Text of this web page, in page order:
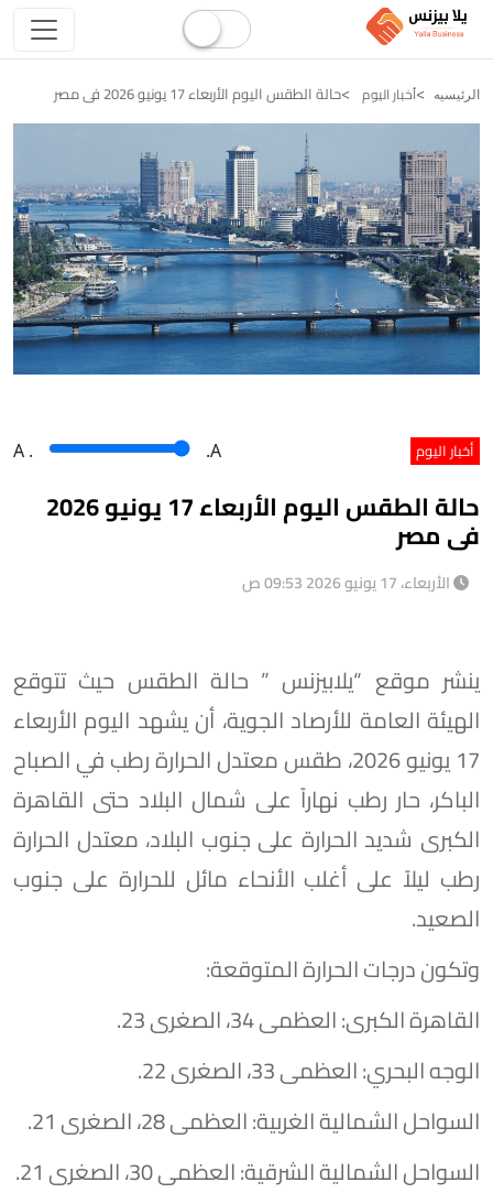
الرئيسيه أخبار اليوم حالة الطقس اليوم الأربعاء 17 يونيو 2026 فى مصر
أخبار اليوم A . .A
حالة الطقس اليوم الأربعاء 17 يونيو 2026
فى مصر
الأربعاء، 17 يونيو 2026 09:53 ص
ينشر موقع “يلابيزنس ” حالة الطقس حيث تتوقع
الهيئة العامة للأرصاد الجوية، أن يشهد اليوم الأربعاء
17 يونيو 2026، طقس معتدل الحرارة رطب في الصباح
الباكر، حار رطب نهاراً على شمال البلاد حتى القاهرة
الكبرى شديد الحرارة على جنوب البلاد، معتدل الحرارة
رطب ليلاً على أغلب الأنحاء مائل للحرارة على جنوب
الصعيد.
​وتكون درجات الحرارة المتوقعة:
القاهرة الكبرى: العظمى 34، الصغرى 23.
الوجه البحري: العظمى 33، الصغرى 22.
السواحل الشمالية الغربية: العظمى 28، الصغرى 21.
السواحل الشمالية الشرقية: العظمى 30، الصغرى 21.